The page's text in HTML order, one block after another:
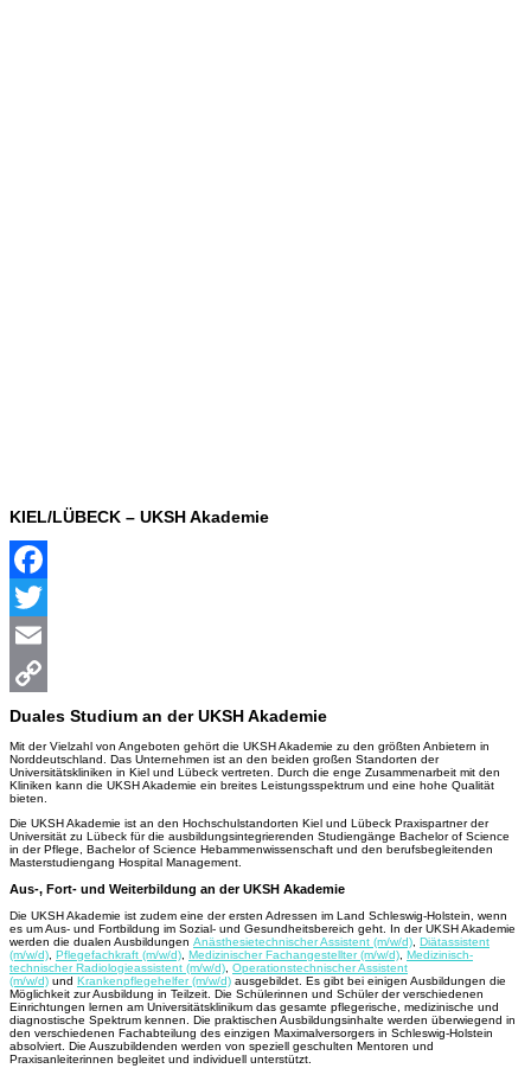
KIEL/LÜBECK – UKSH Akademie
Facebook
Twitter
Email
Copy
Link
Duales Studium an der UKSH Akademie
Mit der Vielzahl von Angeboten gehört die UKSH Akademie zu den größten Anbietern in
Norddeutschland. Das Unternehmen ist an den beiden großen Standorten der
Universitätskliniken in Kiel und Lübeck vertreten. Durch die enge Zusammenarbeit mit den
Kliniken kann die UKSH Akademie ein breites Leistungsspektrum und eine hohe Qualität
bieten.
Die UKSH Akademie ist an den Hochschulstandorten Kiel und Lübeck Praxispartner der
Universität zu Lübeck für die ausbildungsintegrierenden Studiengänge Bachelor of Science
in der Pflege, Bachelor of Science Hebammenwissenschaft und den berufsbegleitenden
Masterstudiengang Hospital Management.
Aus-, Fort- und Weiterbildung an der UKSH Akademie
Die UKSH Akademie ist zudem eine der ersten Adressen im Land Schleswig-Holstein, wenn
es um Aus- und Fortbildung im Sozial- und Gesundheitsbereich geht. In der UKSH Akademie
werden die dualen Ausbildungen Anästhesietechnischer Assistent (m/w/d) Diätassistent
(m/w/d) Pflegefachkraft (m/w/d) Medizinischer Fachangestellter (m/w/d) Medizinisch-
technischer Radiologieassistent (m/w/d) Operationstechnischer Assistent
(m/w/d) und Krankenpflegehelfer (m/w/d) ausgebildet. Es gibt bei einigen Ausbildungen die
Möglichkeit zur Ausbildung in Teilzeit. Die Schülerinnen und Schüler der verschiedenen
Einrichtungen lernen am Universitätsklinikum das gesamte pflegerische, medizinische und
diagnostische Spektrum kennen. Die praktischen Ausbildungsinhalte werden überwiegend in
den verschiedenen Fachabteilung des einzigen Maximalversorgers in Schleswig-Holstein
absolviert. Die Auszubildenden werden von speziell geschulten Mentoren und
Praxisanleiterinnen begleitet und individuell unterstützt.